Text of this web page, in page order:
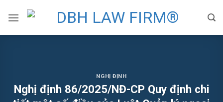
NGHỊ ĐỊNH
Nghị định 86/2025/NĐ-CP Quy định chi